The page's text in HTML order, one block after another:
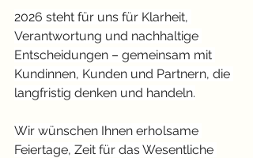
2026 steht für uns für Klarheit,
Verantwortung und nachhaltige
Entscheidungen – gemeinsam mit
Kundinnen, Kunden und Partnern, die
langfristig denken und handeln.
Wir wünschen Ihnen erholsame
Feiertage, Zeit für das Wesentliche